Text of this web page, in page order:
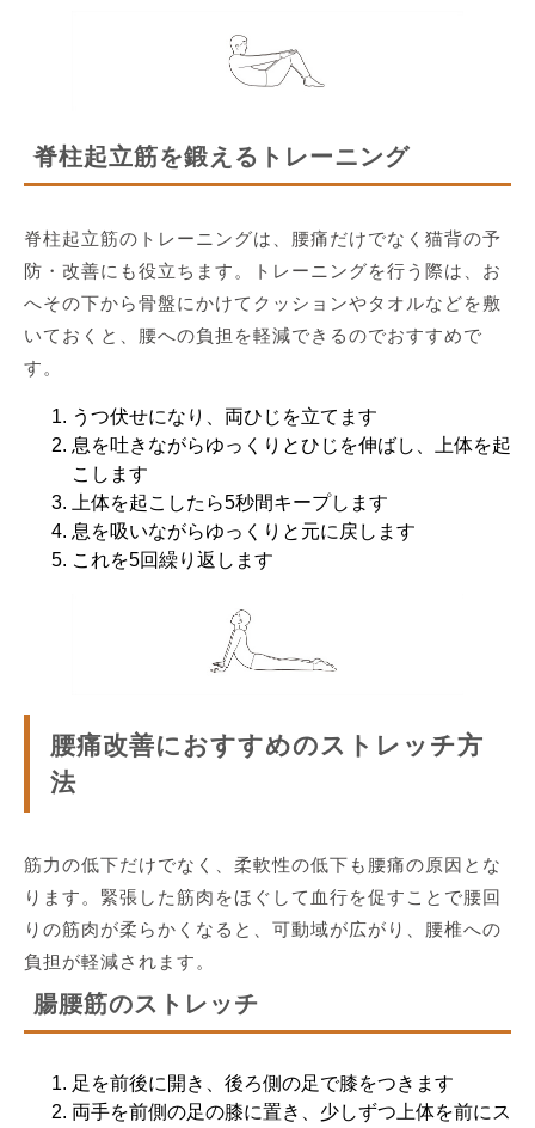
脊柱起立筋を鍛えるトレーニング
脊柱起立筋のトレーニングは、腰痛だけでなく猫背の予
防・改善にも役立ちます。トレーニングを行う際は、お
へその下から骨盤にかけてクッションやタオルなどを敷
いておくと、腰への負担を軽減できるのでおすすめで
す。
うつ伏せになり、両ひじを立てます
息を吐きながらゆっくりとひじを伸ばし、上体を起
こします
上体を起こしたら5秒間キープします
息を吸いながらゆっくりと元に戻します
これを5回繰り返します
腰痛改善におすすめのストレッチ方
法
筋力の低下だけでなく、柔軟性の低下も腰痛の原因とな
ります。緊張した筋肉をほぐして血行を促すことで腰回
りの筋肉が柔らかくなると、可動域が広がり、腰椎への
負担が軽減されます。
腸腰筋のストレッチ
足を前後に開き、後ろ側の足で膝をつきます
両手を前側の足の膝に置き、少しずつ上体を前にス